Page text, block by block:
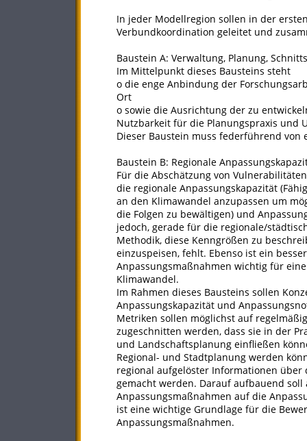
In jeder Modellregion sollen in der
Verbundkoordination geleitet und
Baustein A: Verwaltung, Planung,
Im Mittelpunkt dieses Bausteins steht
o die enge Anbindung der
Ort
o sowie die Ausrichtung der zu
Nutzbarkeit für die Planungspraxis und
Dieser Baustein muss federführend
Baustein B: Regionale
Für die Abschätzung von
die regionale Anpassungskapazität
an den Klimawandel anzupassen um
die Folgen zu bewältigen) und
jedoch, gerade für die regionale/
Methodik, diese Kenngrößen zu
einzuspeisen, fehlt. Ebenso ist ein
Anpassungsmaßnahmen wichtig für
Klimawandel.
Im Rahmen dieses Bausteins sollen
Anpassungskapazität und
Metriken sollen möglichst auf
zugeschnitten werden, dass sie in der
und Landschaftsplanung einfließen
Regional- und Stadtplanung werden
regional aufgelöster Informationen
gemacht werden. Darauf aufbauend
Anpassungsmaßnahmen auf die
ist eine wichtige Grundlage für die
Anpassungsmaßnahmen.